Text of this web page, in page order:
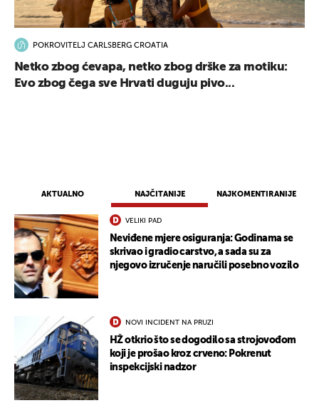
AKTUALNO NAJČITANIJE NAJKOMENTIRANIJE
VELIKI PAD
Neviđene mjere osiguranja: Godinama se
skrivao i gradio carstvo, a sada su za
njegovo izručenje naručili posebno vozilo
NOVI INCIDENT NA PRUZI
HŽ otkrio što se dogodilo sa strojovođom
koji je prošao kroz crveno: Pokrenut
inspekcijski nadzor
POKROVITELJ CARLSBERG CROATIA
Netko zbog ćevapa, netko zbog drške za motiku:
Evo zbog čega sve Hrvati duguju pivo...